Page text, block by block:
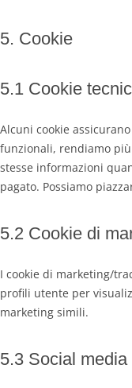
5. Cookie
5.1 Cookie
Alcuni cookie
funzionali, rendiamo
stesse informazioni
pagato. Possiamo
5.2 Cookie di
I cookie di marketing/
profili utente per
marketing simili.
5.3 Social media